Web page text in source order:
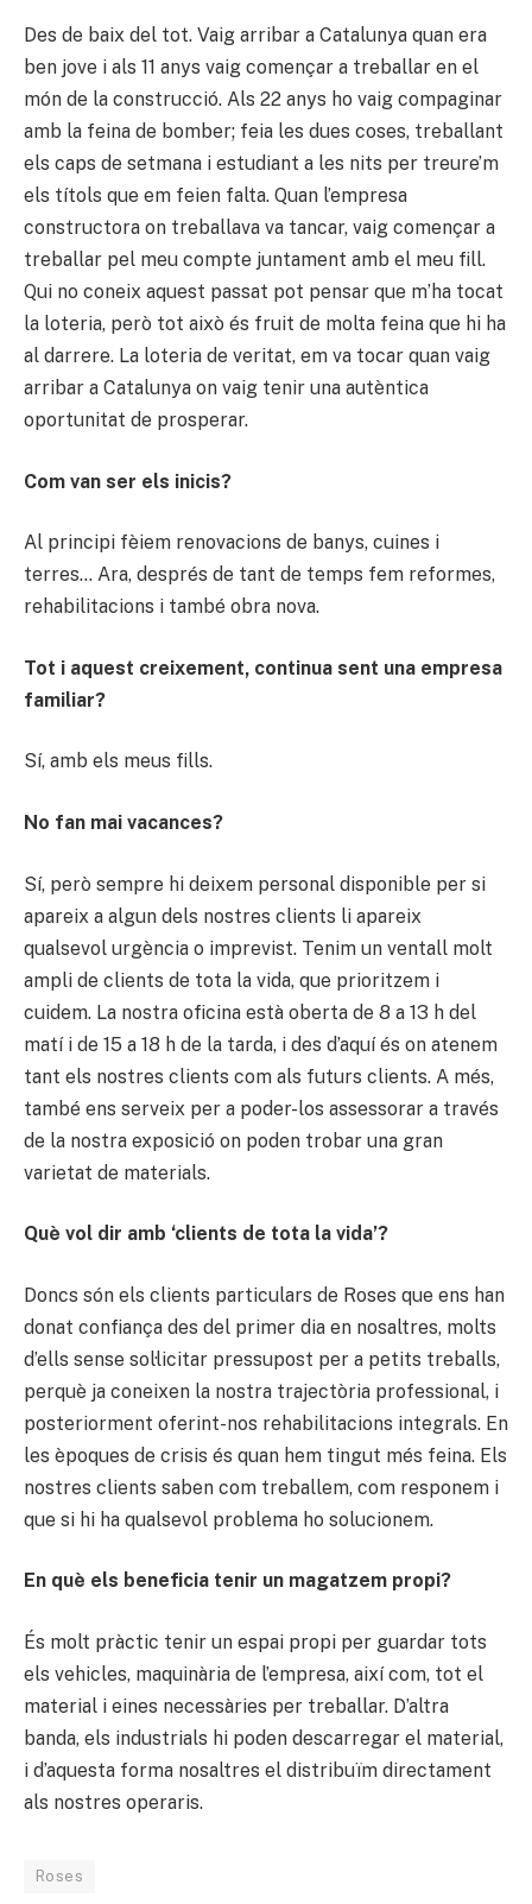
Des de baix del tot. Vaig arribar a Catalunya quan era
ben jove i als 11 anys vaig començar a treballar en el
món de la construcció. Als 22 anys ho vaig compaginar
amb la feina de bomber; feia les dues coses, treballant
els caps de setmana i estudiant a les nits per treure’m
els títols que em feien falta. Quan l’empresa
constructora on treballava va tancar, vaig començar a
treballar pel meu compte juntament amb el meu fill.
Qui no coneix aquest passat pot pensar que m’ha tocat
la loteria, però tot això és fruit de molta feina que hi ha
al darrere. La loteria de veritat, em va tocar quan vaig
arribar a Catalunya on vaig tenir una autèntica
oportunitat de prosperar.
Com van ser els inicis?
Al principi fèiem renovacions de banys, cuines i
terres… Ara, després de tant de temps fem reformes,
rehabilitacions i també obra nova.
Tot i aquest creixement, continua sent una empresa
familiar?
Sí, amb els meus fills.
No fan mai vacances?
Sí, però sempre hi deixem personal disponible per si
apareix a algun dels nostres clients li apareix
qualsevol urgència o imprevist. Tenim un ventall molt
ampli de clients de tota la vida, que prioritzem i
cuidem. La nostra oficina està oberta de 8 a 13 h del
matí i de 15 a 18 h de la tarda, i des d’aquí és on atenem
tant els nostres clients com als futurs clients. A més,
també ens serveix per a poder-los assessorar a través
de la nostra exposició on poden trobar una gran
varietat de materials.
Què vol dir amb ‘clients de tota la vida’?
Doncs són els clients particulars de Roses que ens han
donat confiança des del primer dia en nosaltres, molts
d’ells sense sol·licitar pressupost per a petits treballs,
perquè ja coneixen la nostra trajectòria professional, i
posteriorment oferint-nos rehabilitacions integrals. En
les èpoques de crisis és quan hem tingut més feina. Els
nostres clients saben com treballem, com responem i
que si hi ha qualsevol problema ho solucionem.
En què els beneficia tenir un magatzem propi?
És molt pràctic tenir un espai propi per guardar tots
els vehicles, maquinària de l’empresa, així com, tot el
material i eines necessàries per treballar. D’altra
banda, els industrials hi poden descarregar el material,
i d’aquesta forma nosaltres el distribuïm directament
als nostres operaris.
Roses